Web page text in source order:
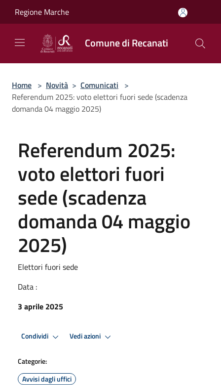
Regione Marche
Comune di Recanati
Home > Novità > Comunicati >
Referendum 2025: voto elettori fuori sede (scadenza
domanda 04 maggio 2025)
Referendum 2025:
voto elettori fuori
sede (scadenza
domanda 04 maggio
2025)
Elettori fuori sede
Data :
3 aprile 2025
Condividi Vedi azioni
Categorie:
Avvisi dagli uffici